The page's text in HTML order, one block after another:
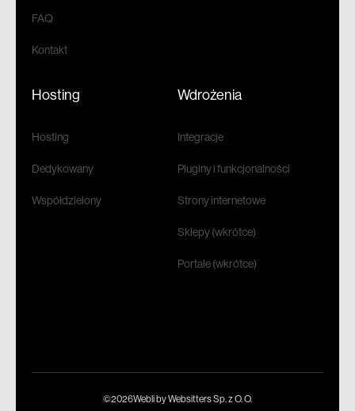
FAQ
Kontakt
Hosting
Hosting
Dedykowany
Współdzielony
Wdrożenia
Integracje
Pluginy i funkcjonalności
Strony internetowe
Sklepy (wkrótce)
Portale (wkrótce)
©2026Webli by Websitters Sp. z O. O.